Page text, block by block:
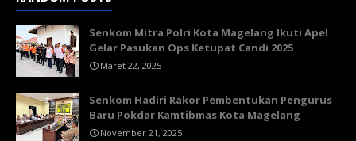
Senkom Mitra Polri Kota Magelang Ikuti Apel
Gelar Pasukan Ops Ketupat Candi 2025
Maret 22, 2025
Senkom Hadiri Rakor Pembentukan Pengurus
Baru Pokdar Kamtibmas Kota Magelang
November 21, 2025